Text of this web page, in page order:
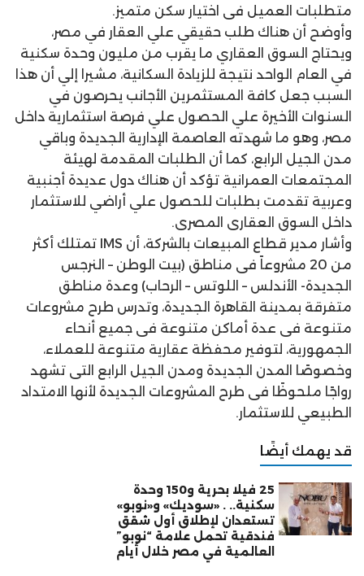
متطلبات العميل فى اختيار سكن متميز.
وأوضح أن هناك طلب حقيقي علي العقار في مصر،
ويحتاج السوق العقاري ما يقرب من مليون وحدة سكنية
في العام الواحد نتيجة للزيادة السكانية، مشيرا إلي أن هذا
السبب جعل كافة المستثمرين الأجانب يحرصون في
السنوات الأخيرة علي الحصول علي فرصة استثمارية داخل
مصر، وهو ما شهدته العاصمة الإدارية الجديدة وباقي
مدن الجيل الرابع، كما أن الطلبات المقدمة لهيئة
المجتمعات العمرانية تؤكد أن هناك دول عديدة أجنبية
وعربية تقدمت بطلبات للحصول علي أراضي للاستثمار
داخل السوق العقارى المصرى.
وأشار مدير قطاع المبيعات بالشركة، أن IMS تمتلك أكثر
من 20 مشروعاً فى مناطق (بيت الوطن – النرجس
الجديدة- الأندلس – اللوتس – الرحاب) وعدة مناطق
متفرقة بمدينة القاهرة الجديدة، وتدرس طرح مشروعات
متنوعة فى عدة أماكن متنوعة فى جميع أنحاء
الجمهورية، لتوفير محفظة عقارية متنوعة للعملاء،
وخصوصًا المدن الجديدة ومدن الجيل الرابع التى تشهد
رواجًا ملحوظًا فى طرح المشروعات الجديدة لأنها الامتداد
الطبيعي للاستثمار.
قد يهمك أيضًا
25 فيلا بحرية و150 وحدة
سكنية.. . «سوديك» و«نوبو»
تستعدان لإطلاق أول شقق
فندقية تحمل علامة “نوبو”
العالمية في مصر خلال أيام